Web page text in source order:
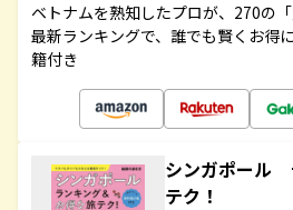
ベトナムを熟知したプロが、270の
最新ランキングで、誰でも賢くお
籍付き
シンガポール
テク！